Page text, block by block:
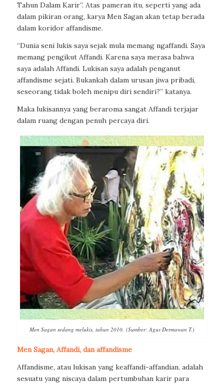
Tahun Dalam Karir”. Atas pameran itu, seperti yang ada
dalam pikiran orang, karya Men Sagan akan tetap berada
dalam koridor affandisme.
“Dunia seni lukis saya sejak mula memang ngaffandi. Saya
memang pengikut Affandi. Karena saya merasa bahwa
saya adalah Affandi. Lukisan saya adalah penganut
affandisme sejati. Bukankah dalam urusan jiwa pribadi,
seseorang tidak boleh menipu diri sendiri?” katanya.
Maka lukisannya yang beraroma sangat Affandi terjajar
dalam ruang dengan penuh percaya diri.
Men Sagan sedang melukis, tahun 2010. (Sumber: Agus Dermawan T.)
Men Sagan, Affandi, dan affandisme
Affandisme, atau lukisan yang keaffandi-affandian, adalah
sesuatu yang niscaya dalam pertumbuhan karir para